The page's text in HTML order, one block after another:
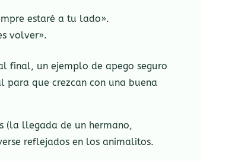
estaré a tu lado».
volver».
final, un ejemplo de apego seguro
para que crezcan con una buena
(la llegada de un hermano,
reflejados en los animalitos.